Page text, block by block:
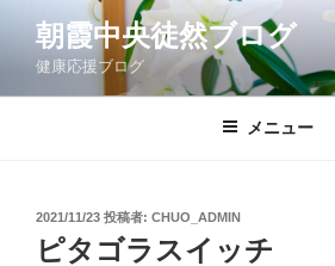
ン
朝霞中央徒然ブログ
健康応援ブログ
メニュー
投
稿
日:
2021/11/23 投稿者: CHUO_ADMIN
ピタゴラスイッチ